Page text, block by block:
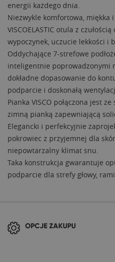
energii każdego dnia.
Niezwykle komfortowa, miękka
VISCOELASTIC otula z
wypoczynek, uczucie lekkości i
Oddychające 7-strefowe
inteligentnie poprowadzonymi
dokładne dopasowanie do
podparcie i doskonałą
Pianka VISCO połączona jest
zimną pianką zapewniającą
Elegancki i perfekcyjnie
pokrowiec z przyjemnej dla
niepowtarzalny klimat snu.
Taka konstrukcja gwarantuje
podparcie dla strefy głowy,
OPCJE ZAKUPU